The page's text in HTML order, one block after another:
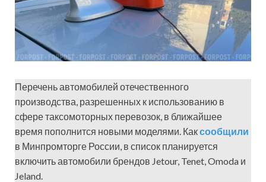
Перечень автомобилей отечественного
производства, разрешенных к использованию в
сфере таксомоторных перевозок, в ближайшее
время пополнится новыми моделями. Каксообщили
в Минпромторге России, в список планируется
включить автомобили брендов Jetour, Tenet, Omoda и
Jeland.